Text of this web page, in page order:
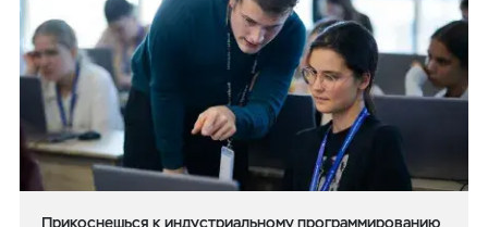
Прикоснешься к индустриальному программированию